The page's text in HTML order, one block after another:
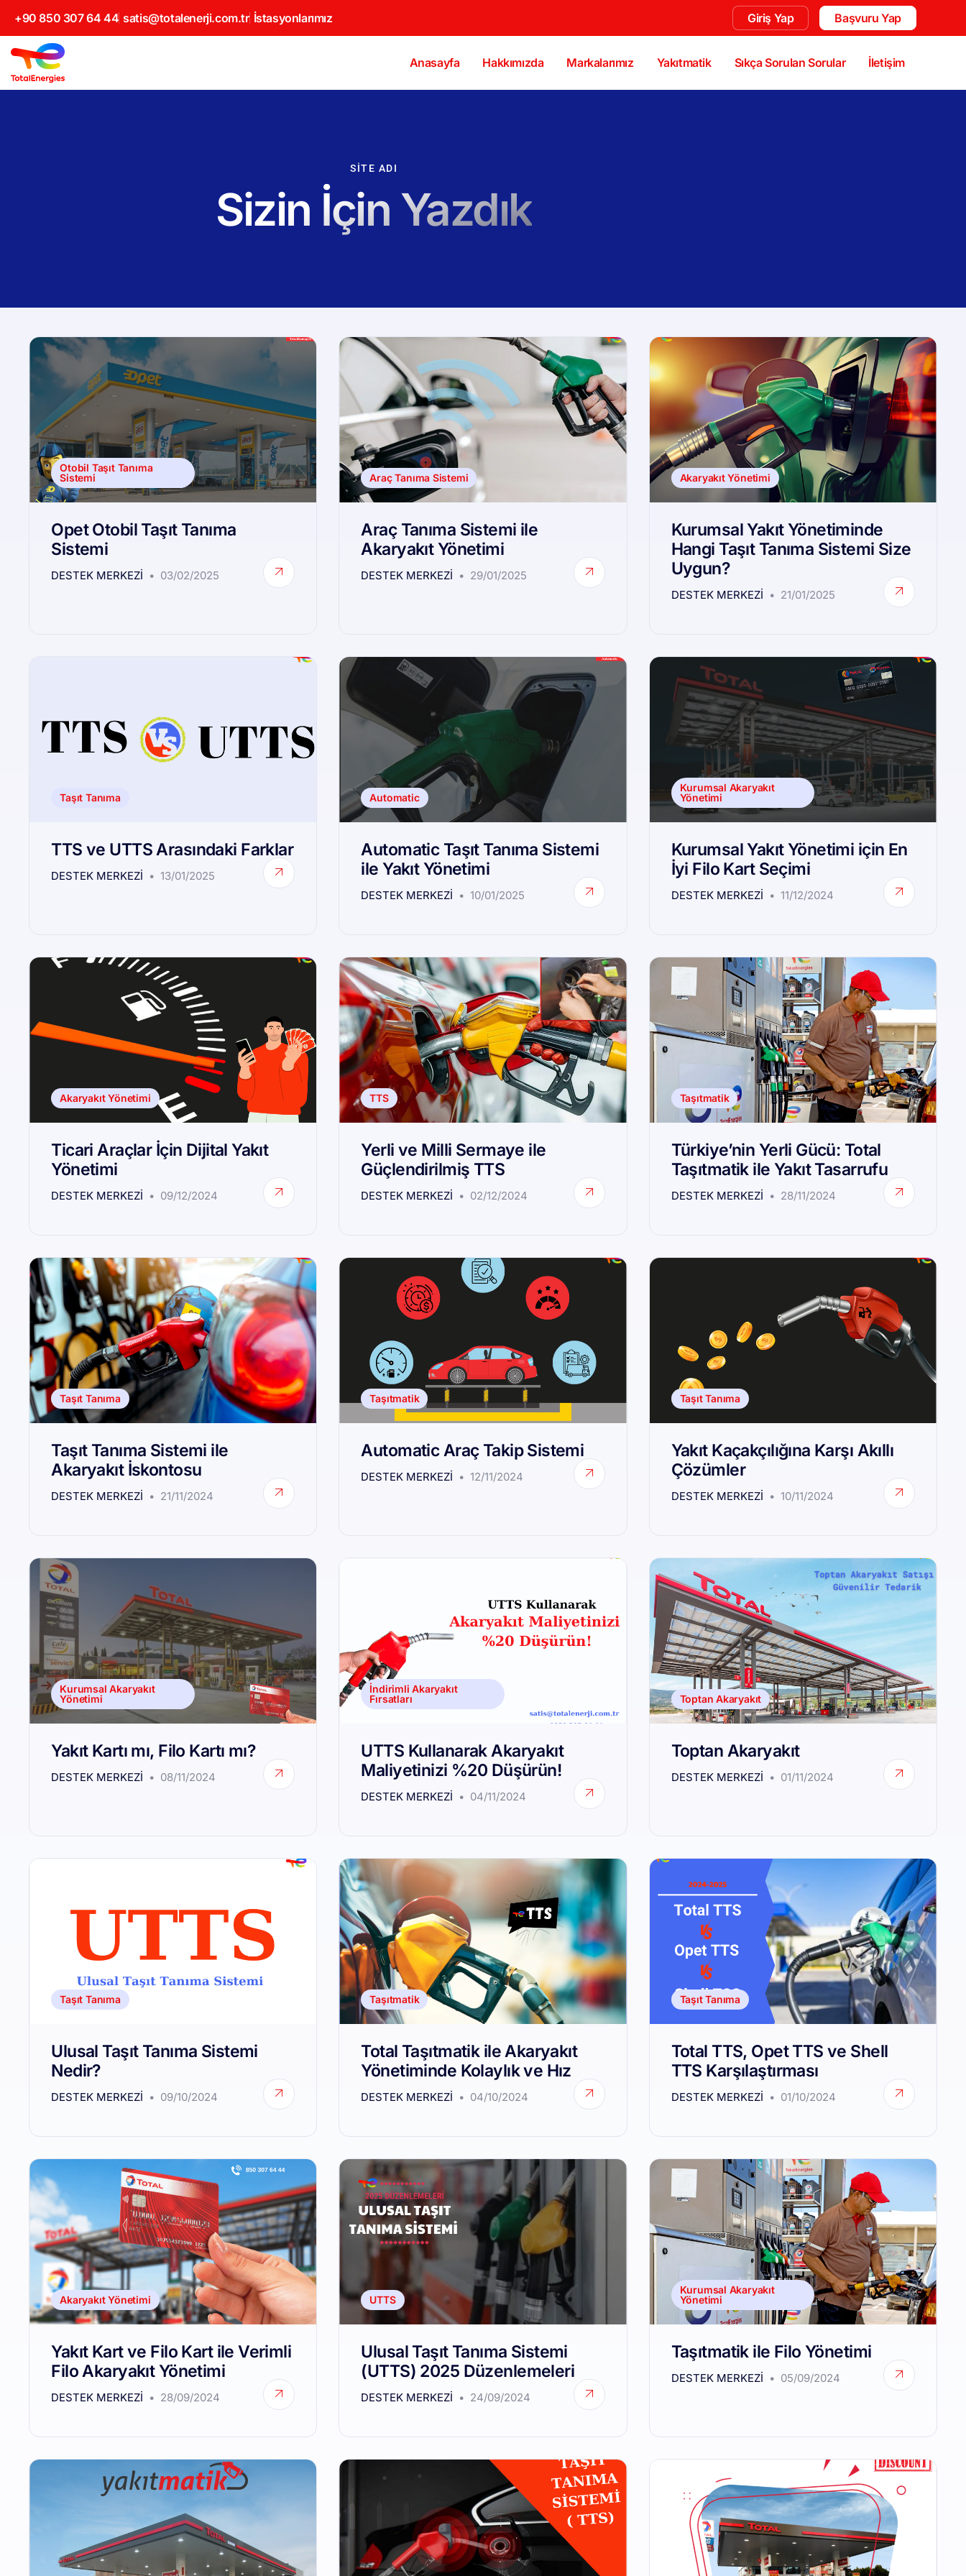
+90 850 307 64 44 satis@totalenerji.com.tr İstasyonlarımız Giriş Yap Başvuru Yap
Anasayfa Hakkımızda Markalarımız Yakıtmatik Sıkça Sorulan Sorular İletişim
SITE ADI
Sizin İçin Yazdık
Otobil Taşıt Tanıma
Sistemi
Opet Otobil Taşıt Tanıma
Sistemi
DESTEK MERKEZI 03/02/2025
Araç Tanıma Sistemi
Araç Tanıma Sistemi ile
Akaryakıt Yönetimi
DESTEK MERKEZI 29/01/2025
Akaryakıt Yönetimi
Kurumsal Yakıt Yönetiminde
Hangi Taşıt Tanıma Sistemi Size
Uygun?
DESTEK MERKEZI 21/01/2025
Taşıt Tanıma
TTS ve UTTS Arasındaki Farklar
DESTEK MERKEZI 13/01/2025
Automatic
Automatic Taşıt Tanıma Sistemi
ile Yakıt Yönetimi
DESTEK MERKEZI 10/01/2025
Kurumsal Akaryakıt
Yönetimi
Kurumsal Yakıt Yönetimi için En
İyi Filo Kart Seçimi
DESTEK MERKEZI 11/12/2024
Akaryakıt Yönetimi
Ticari Araçlar İçin Dijital Yakıt
Yönetimi
DESTEK MERKEZI 09/12/2024
TTS
Yerli ve Milli Sermaye ile
Güçlendirilmiş TTS
DESTEK MERKEZI 02/12/2024
Taşıtmatik
Türkiye’nin Yerli Gücü: Total
Taşıtmatik ile Yakıt Tasarrufu
DESTEK MERKEZI 28/11/2024
Taşıt Tanıma
Taşıt Tanıma Sistemi ile
Akaryakıt İskontosu
DESTEK MERKEZI 21/11/2024
Taşıtmatik
Automatic Araç Takip Sistemi
DESTEK MERKEZI 12/11/2024
Taşıt Tanıma
Yakıt Kaçakçılığına Karşı Akıllı
Çözümler
DESTEK MERKEZI 10/11/2024
Kurumsal Akaryakıt
Yönetimi
Yakıt Kartı mı, Filo Kartı mı?
DESTEK MERKEZI 08/11/2024
İndirimli Akaryakıt
Fırsatları
UTTS Kullanarak Akaryakıt
Maliyetinizi %20 Düşürün!
DESTEK MERKEZI 04/11/2024
Toptan Akaryakıt
Toptan Akaryakıt
DESTEK MERKEZI 01/11/2024
Taşıt Tanıma
Ulusal Taşıt Tanıma Sistemi
Nedir?
DESTEK MERKEZI 09/10/2024
Taşıtmatik
Total Taşıtmatik ile Akaryakıt
Yönetiminde Kolaylık ve Hız
DESTEK MERKEZI 04/10/2024
Taşıt Tanıma
Total TTS, Opet TTS ve Shell
TTS Karşılaştırması
DESTEK MERKEZI 01/10/2024
Akaryakıt Yönetimi
Yakıt Kart ve Filo Kart ile Verimli
Filo Akaryakıt Yönetimi
DESTEK MERKEZI 28/09/2024
UTTS
Ulusal Taşıt Tanıma Sistemi
(UTTS) 2025 Düzenlemeleri
DESTEK MERKEZI 24/09/2024
Kurumsal Akaryakıt
Yönetimi
Taşıtmatik ile Filo Yönetimi
DESTEK MERKEZI 05/09/2024